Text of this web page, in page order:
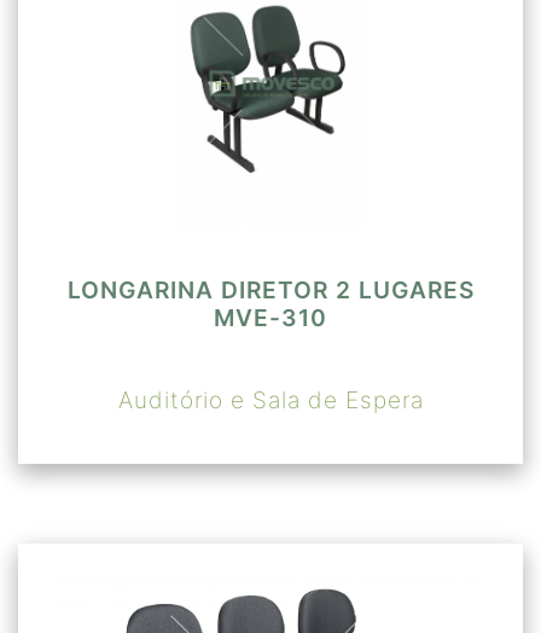
LONGARINA DIRETOR 2 LUGARES
MVE-310
Auditório e Sala de Espera